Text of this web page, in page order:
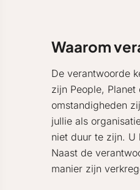
Waarom
De verantwoorde
zijn People,
omstandigheden
jullie als
niet duur te zijn. U
Naast de
manier zijn